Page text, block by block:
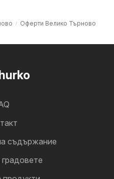
Оферти Велико Търново
съдържание